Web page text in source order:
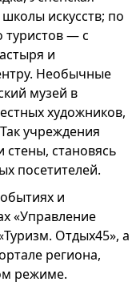
искусств; по
— с
и
Необычные
музей в
художников,
учреждения
стены, становясь
посетителей.
и
«Управление
Отдых45», а
региона,
режиме.